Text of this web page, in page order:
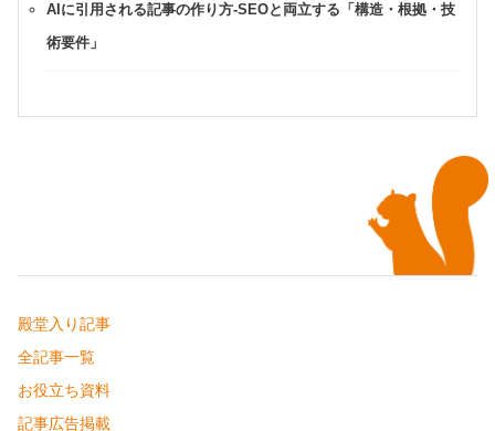
AIに引用される記事の作り方-SEOと両立する「構造・根拠・技
術要件」
殿堂入り記事
全記事一覧
お役立ち資料
記事広告掲載